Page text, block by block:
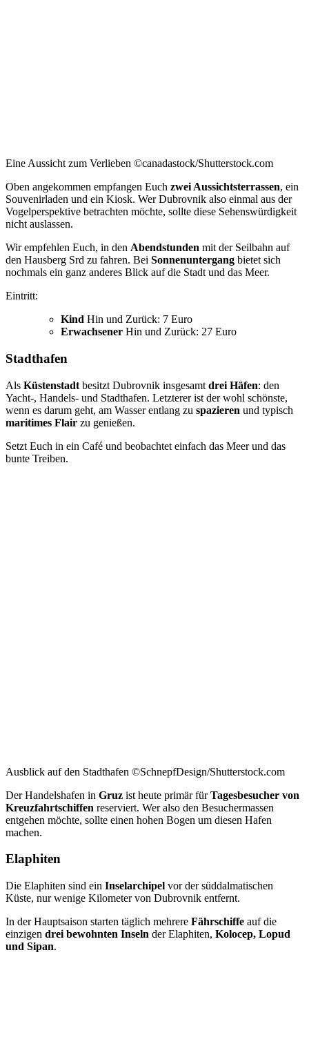
Eine Aussicht zum Verlieben ©canadastock/Shutterstock.com
Oben angekommen empfangen Euch zwei Aussichtsterrassen, ein
Souvenirladen und ein Kiosk. Wer Dubrovnik also einmal aus der
Vogelperspektive betrachten möchte, sollte diese Sehenswürdigkeit
nicht auslassen.
Wir empfehlen Euch, in den Abendstunden mit der Seilbahn auf
den Hausberg Srd zu fahren. Bei Sonnenuntergang bietet sich
nochmals ein ganz anderes Blick auf die Stadt und das Meer.
Eintritt:
Kind Hin und Zurück: 7 Euro
Erwachsener Hin und Zurück: 27 Euro
Stadthafen
Als Küstenstadt besitzt Dubrovnik insgesamt drei Häfen: den
Yacht-, Handels- und Stadthafen. Letzterer ist der wohl schönste,
wenn es darum geht, am Wasser entlang zu spazieren und typisch
maritimes Flair zu genießen.
Setzt Euch in ein Café und beobachtet einfach das Meer und das
bunte Treiben.
Ausblick auf den Stadthafen ©SchnepfDesign/Shutterstock.com
Der Handelshafen in Gruz ist heute primär fürTagesbesucher von
Kreuzfahrtschiffen reserviert. Wer also den Besuchermassen
entgehen möchte, sollte einen hohen Bogen um diesen Hafen
machen.
Elaphiten
Die Elaphiten sind ein Inselarchipel vor der süddalmatischen
Küste, nur wenige Kilometer von Dubrovnik entfernt.
In der Hauptsaison starten täglich mehrere Fährschiffe auf die
einzigen drei bewohnten Inseln der Elaphiten, Kolocep, Lopud
und Sipan.